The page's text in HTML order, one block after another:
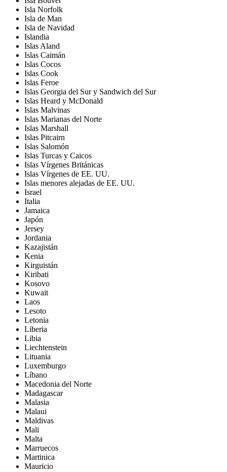
Isla Norfolk
Isla de Man
Isla de Navidad
Islandia
Islas Aland
Islas Caimán
Islas Cocos
Islas Cook
Islas Feroe
Islas Georgia del Sur y Sandwich del Sur
Islas Heard y McDonald
Islas Malvinas
Islas Marianas del Norte
Islas Marshall
Islas Pitcairn
Islas Salomón
Islas Turcas y Caicos
Islas Vírgenes Británicas
Islas Vírgenes de EE. UU.
Islas menores alejadas de EE. UU.
Israel
Italia
Jamaica
Japón
Jersey
Jordania
Kazajistán
Kenia
Kirguistán
Kiribati
Kosovo
Kuwait
Laos
Lesoto
Letonia
Liberia
Libia
Liechtenstein
Lituania
Luxemburgo
Líbano
Macedonia del Norte
Madagascar
Malasia
Malaui
Maldivas
Mali
Malta
Marruecos
Martinica
Mauricio